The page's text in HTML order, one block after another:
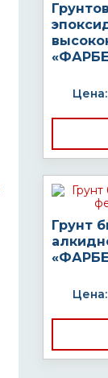
Цена:
Грунт
Цена: